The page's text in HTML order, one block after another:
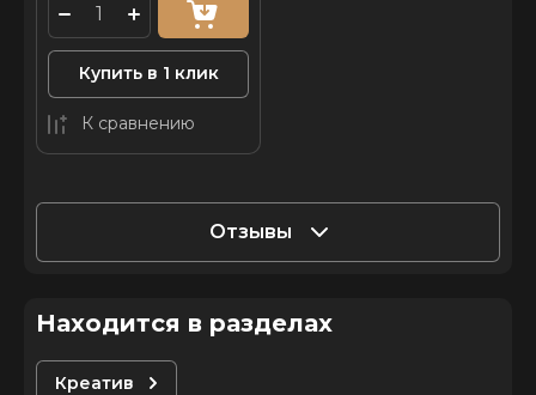
Купить в 1 клик
К сравнению
Отзывы
Находится в разделах
Креатив